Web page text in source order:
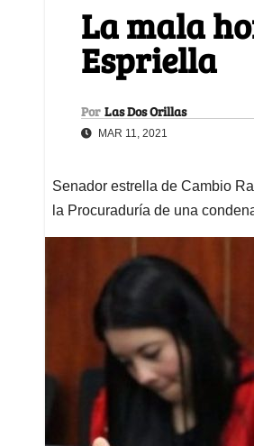
La mala
Espriella
Por Las Dos Orillas
MAR 11, 2021
Senador estrella de Cambio
la Procuraduría de una